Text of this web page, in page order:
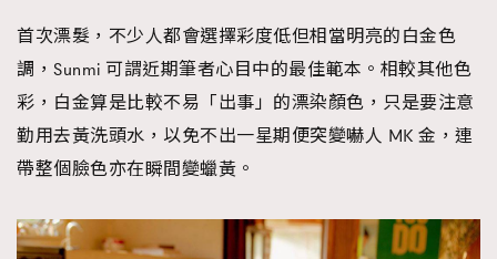
首次漂髮，不少人都會選擇彩度低但相當明亮的白金色
調，Sunmi 可謂近期筆者心目中的最佳範本。相較其他色
彩，白金算是比較不易「出事」的漂染顏色，只是要注意
勤用去黃洗頭水，以免不出一星期便突變嚇人 MK 金，連
帶整個臉色亦在瞬間變蠟黃。